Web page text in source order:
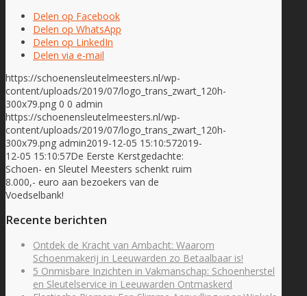
Delen op Facebook
Delen op WhatsApp
Delen op LinkedIn
Delen via e-mail
https://schoenensleutelmeesters.nl/wp-
content/uploads/2019/07/logo_trans_zwart_120h-
300x79.png 0 0 admin
https://schoenensleutelmeesters.nl/wp-
content/uploads/2019/07/logo_trans_zwart_120h-
300x79.png admin2019-12-05 15:10:572019-
12-05 15:10:57De Eerste Kerstgedachte:
Schoen- en Sleutel Meesters schenkt ruim
8.000,- euro aan bezoekers van de
Voedselbank!
Recente berichten
Ontdek de Kracht van Ambacht: Waarom
Schoenmakerij in Leeuwarden zo Betaalbaar is!
5 Onmisbare Inzichten in Vakmanschap: Schoenherstel
en Sleutelservice in Leeuwarden Ontmaskerd